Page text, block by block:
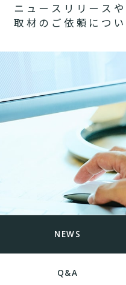
ニ ュ ー ス リ リ ー ス や
取 材 の ご 依 頼 に つ い
NEWS
Q&A